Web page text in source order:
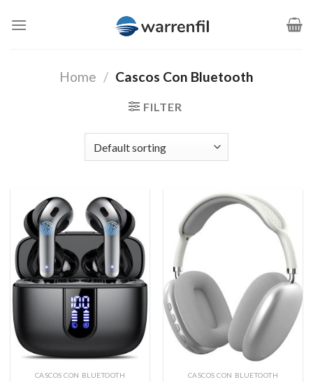
Home / Cascos Con Bluetooth
FILTER
CASCOS CON BLUETOOTH CASCOS CON BLUETOOTH